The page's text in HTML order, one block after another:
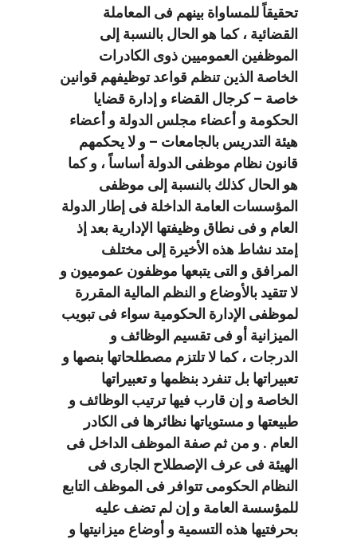
تحقيقاً للمساواة بينهم فى المعاملة
القضائية ، كما هو الحال بالنسبة إلى
الموظفين العموميين ذوى الكادرات
الخاصة الذين تنظم قواعد توظيفهم قوانين
خاصة – كرجال القضاء و إدارة قضايا
الحكومة و أعضاء مجلس الدولة و أعضاء
هيئة التدريس بالجامعات – و لا يحكمهم
قانون نظام موظفى الدولة أساساً ، و كما
هو الحال كذلك بالنسبة إلى موظفى
المؤسسات العامة الداخلة فى إطار الدولة
العام و فى نطاق وظيفتها الإدارية بعد إذ
إمتد نشاط هذه الأخيرة إلى مختلف
المرافق و التى يتبعها موظفون عموميون و
لا تتقيد بالأوضاع و النظم المالية المقررة
لموظفى الإدارة الحكومية سواء فى تبويب
الميزانية أو فى تقسيم الوظائف و
الدرجات ، كما لا تلتزم مصطلحاتها بنصها و
تعبيراتها بل تنفرد بنظمها و تعبيراتها
الخاصة و إن قارب فيها ترتيب الوظائف و
طبيعتها و مستوياتها نظائرها فى الكادر
العام . و من ثم صفة الموظف الداخل فى
الهيئة فى عرف الإصطلاح الجارى فى
النظام الحكومى تتوافر فى الموظف التابع
للمؤسسة العامة و إن لم تضف عليه
بحرفتيها هذه التسمية و أوضاع ميزانيتها و